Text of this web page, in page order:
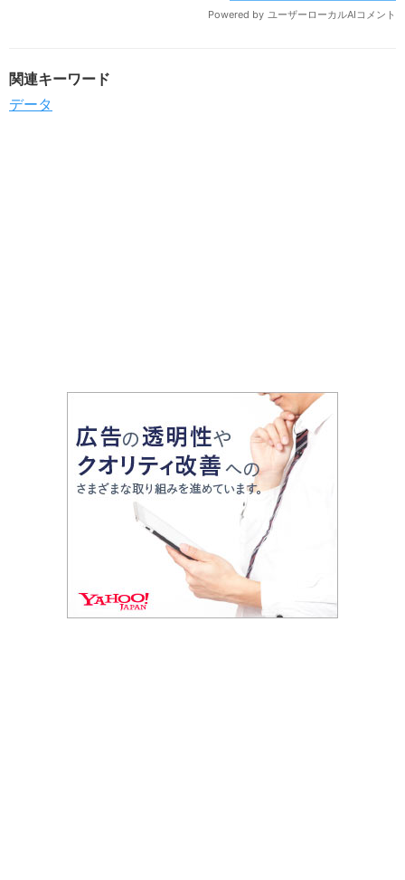
関連キーワード
データ